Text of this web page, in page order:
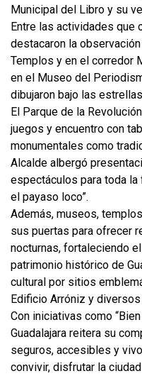
Municipal del Libro y su
Entre las actividades que
destacaron la
Templos y en el corredor
en el Museo del
dibujaron bajo las
El Parque de la
juegos y encuentro con
monumentales como
Alcalde albergó
espectáculos para toda la
el payaso loco”.
Además, museos,
sus puertas para ofrecer
nocturnas, fortaleciendo
patrimonio histórico de
cultural por sitios
Edificio Arróniz y
Con iniciativas como
Guadalajara reitera su
seguros, accesibles y
convivir, disfrutar la